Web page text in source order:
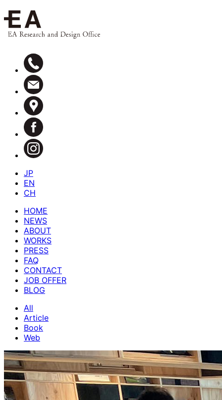
JP
EN
CH
HOME
NEWS
ABOUT
WORKS
PRESS
FAQ
CONTACT
JOB OFFER
BLOG
All
Article
Book
Web